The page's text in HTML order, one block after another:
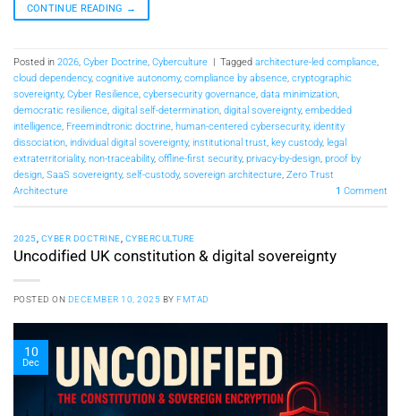
CONTINUE READING →
Posted in 2026, Cyber Doctrine, Cyberculture | Tagged architecture-led compliance,
cloud dependency, cognitive autonomy, compliance by absence, cryptographic
sovereignty, Cyber Resilience, cybersecurity governance, data minimization,
democratic resilience, digital self-determination, digital sovereignty, embedded
intelligence, Freemindtronic doctrine, human-centered cybersecurity, identity
dissociation, individual digital sovereignty, institutional trust, key custody, legal
extraterritoriality, non-traceability, offline-first security, privacy-by-design, proof by
design, SaaS sovereignty, self-custody, sovereign architecture, Zero Trust
Architecture
1 Comment
2025 CYBER DOCTRINE CYBERCULTURE
Uncodified UK constitution & digital sovereignty
POSTED ON DECEMBER 10, 2025 BYFMTAD
10
Dec